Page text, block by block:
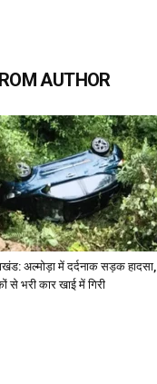
AUTHOR
अल्मोड़ा में दर्दनाक सड़क हादसा,
से भरी कार खाई में गिरी